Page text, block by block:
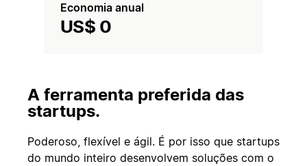
Economia anual
US$ 0
A ferramenta preferida das
startups.
Poderoso, flexível e ágil. É por isso que startups
do mundo inteiro desenvolvem soluções com o